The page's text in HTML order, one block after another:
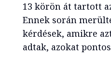
13 körön át tartott
Ennek során
kérdések, amikre
adtak, azokat